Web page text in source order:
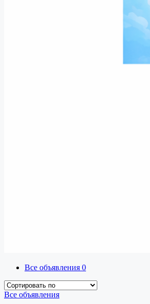
Все объявления 0
Все объявления